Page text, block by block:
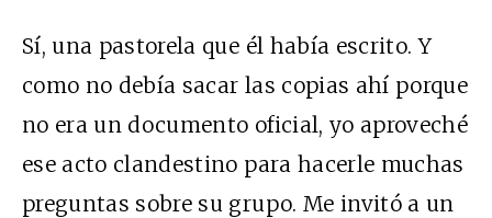
Sí, una pastorela que él había escrito. Y
como no debía sacar las copias ahí porque
no era un documento oficial, yo aproveché
ese acto clandestino para hacerle muchas
preguntas sobre su grupo. Me invitó a un